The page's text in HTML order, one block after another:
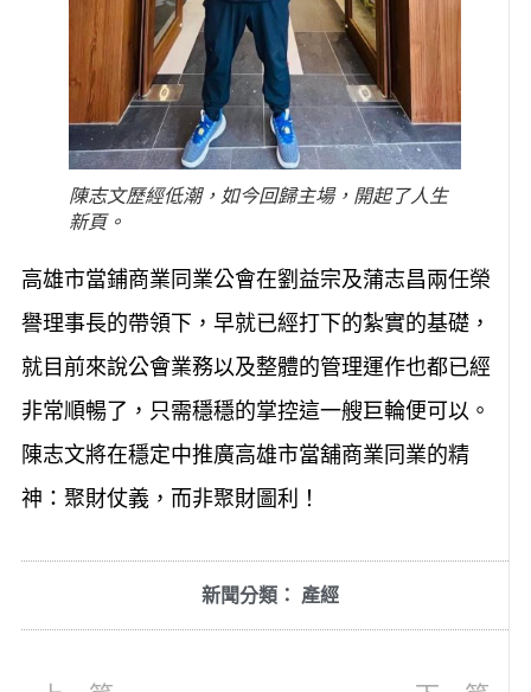
陳志文歷經低潮，如今回歸主場，開起了人生
新頁。
高雄市當鋪商業同業公會在劉益宗及蒲志昌兩任榮
譽理事長的帶領下，早就已經打下的紮實的基礎，
就目前來說公會業務以及整體的管理運作也都已經
非常順暢了，只需穩穩的掌控這一艘巨輪便可以。
陳志文將在穩定中推廣高雄市當舖商業同業的精
神：聚財仗義，而非聚財圖利！
新聞分類： 產經